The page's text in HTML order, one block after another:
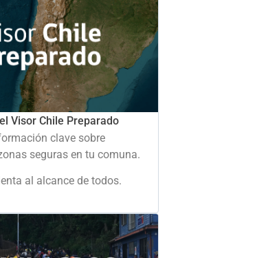
Visor Chile Preparado
clave sobre
seguras en tu comuna.
al alcance de todos.